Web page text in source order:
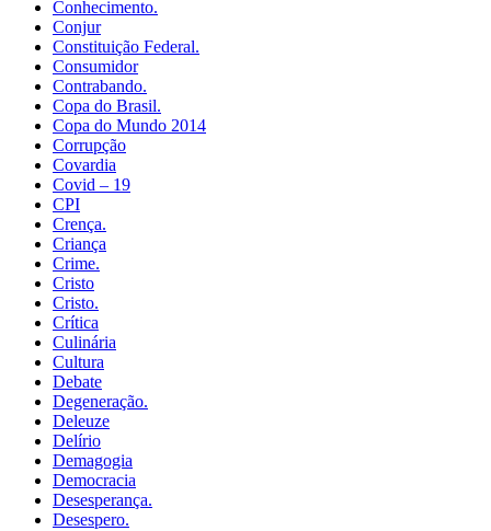
Conhecimento.
Conjur
Constituição Federal.
Consumidor
Contrabando.
Copa do Brasil.
Copa do Mundo 2014
Corrupção
Covardia
Covid – 19
CPI
Crença.
Criança
Crime.
Cristo
Cristo.
Crítica
Culinária
Cultura
Debate
Degeneração.
Deleuze
Delírio
Demagogia
Democracia
Desesperança.
Desespero.